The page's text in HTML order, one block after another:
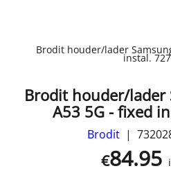
Brodit houder/lader
instal.
Brodit houder/lader
A53 5G - fixed
Brodit
€84.95